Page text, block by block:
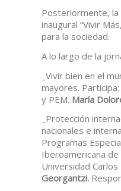
Posteriormente, la
inaugural “Vivir
para la sociedad.
A lo largo de la
_Vivir bien en el
mayores. Participa:
y PEM. María
_Protección
nacionales e
Programas
Iberoamericana de
Universidad
Georgantzi.